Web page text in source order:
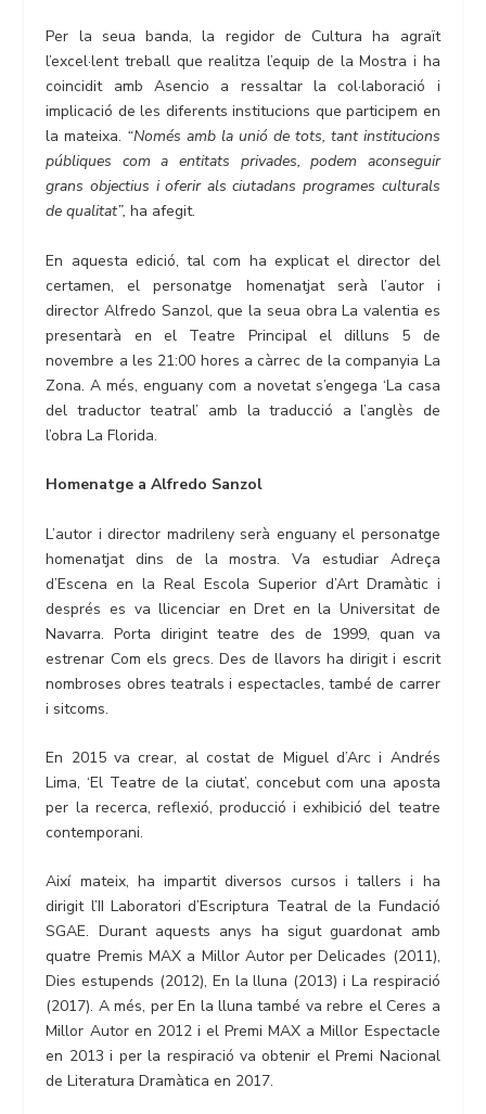
Per la seua banda, la regidor de Cultura ha agraït
l’excel·lent treball que realitza l’equip de la Mostra i ha
coincidit amb Asencio a ressaltar la col·laboració i
implicació de les diferents institucions que participem en
la mateixa. “Només amb la unió de tots, tant institucions
públiques com a entitats privades, podem aconseguir
grans objectius i oferir als ciutadans programes culturals
de qualitat”, ha afegit.
En aquesta edició, tal com ha explicat el director del
certamen, el personatge homenatjat serà l’autor i
director Alfredo Sanzol, que la seua obra La valentia es
presentarà en el Teatre Principal el dilluns 5 de
novembre a les 21:00 hores a càrrec de la companyia La
Zona. A més, enguany com a novetat s’engega ‘La casa
del traductor teatral’ amb la traducció a l’anglès de
l’obra La Florida.
Homenatge a Alfredo Sanzol
L’autor i director madrileny serà enguany el personatge
homenatjat dins de la mostra. Va estudiar Adreça
d’Escena en la Real Escola Superior d’Art Dramàtic i
després es va llicenciar en Dret en la Universitat de
Navarra. Porta dirigint teatre des de 1999, quan va
estrenar Com els grecs. Des de llavors ha dirigit i escrit
nombroses obres teatrals i espectacles, també de carrer
i sitcoms.
En 2015 va crear, al costat de Miguel d’Arc i Andrés
Lima, ‘El Teatre de la ciutat’, concebut com una aposta
per la recerca, reflexió, producció i exhibició del teatre
contemporani.
Així mateix, ha impartit diversos cursos i tallers i ha
dirigit l’II Laboratori d’Escriptura Teatral de la Fundació
SGAE. Durant aquests anys ha sigut guardonat amb
quatre Premis MAX a Millor Autor per Delicades (2011),
Dies estupends (2012), En la lluna (2013) i La respiració
(2017). A més, per En la lluna també va rebre el Ceres a
Millor Autor en 2012 i el Premi MAX a Millor Espectacle
en 2013 i per la respiració va obtenir el Premi Nacional
de Literatura Dramàtica en 2017.